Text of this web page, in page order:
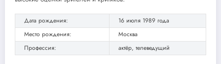
Дата рождения:
16 июля 1989 года
Место рождения:
Москва
Профессия:
актёр, телеведущий